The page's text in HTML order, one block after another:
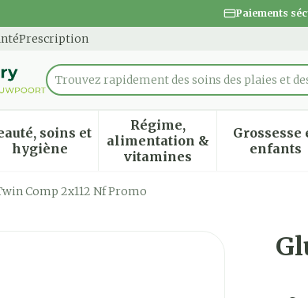
Paiements
Prescription
Rechercher
Trouvez rapidement des soins des plaies et
soins et
hygièneAfficher le sous-menu pour la catégorie
Régime,
alimentation &
vitamines
Afficher le sous-
Grossesse
enfants
Comp 2x112 Nf Promo
Twin Comp 2x112 Nf